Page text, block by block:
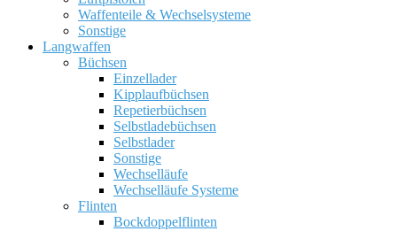
Waffenteile & Wechselsysteme
Sonstige
Langwaffen
Büchsen
Einzellader
Kipplaufbüchsen
Repetierbüchsen
Selbstladebüchsen
Selbstlader
Sonstige
Wechselläufe
Wechselläufe Systeme
Flinten
Bockdoppelflinten